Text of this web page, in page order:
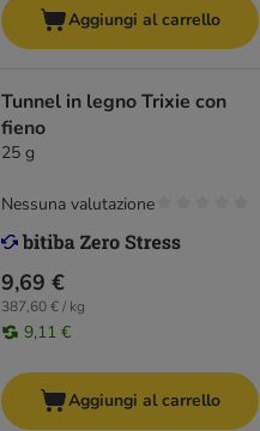
Aggiungi al carrello
Tunnel in legno Trixie con
fieno
25 g
9,69 €
387,60 € / kg
9,11 €
Nessuna valutazione
Aggiungi al carrello